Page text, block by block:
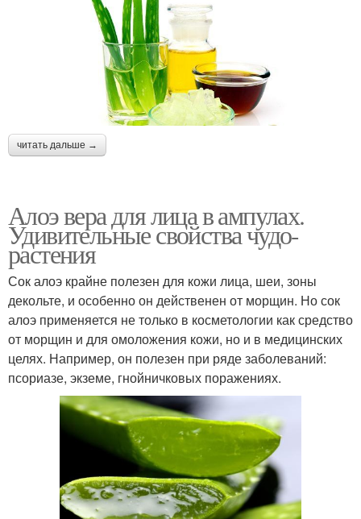
читать дальше →
Алоэ вера для лица в ампулах.
Удивительные свойства чудо-
растения
Сок алоэ крайне полезен для кожи лица, шеи, зоны
декольте, и особенно он действенен от морщин. Но сок
алоэ применяется не только в косметологии как средство
от морщин и для омоложения кожи, но и в медицинских
целях. Например, он полезен при ряде заболеваний:
псориазе, экземе, гнойничковых поражениях.